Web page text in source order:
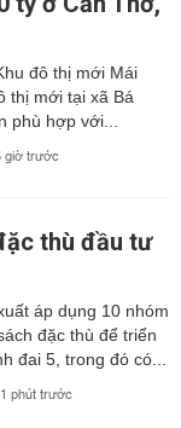
đô thị mới Mái
thị mới tại xã Bá
phù hợp với...
giờ trước
thù đầu tư
áp dụng 10 nhóm
đặc thù để triển
đai 5, trong đó có...
phút trước